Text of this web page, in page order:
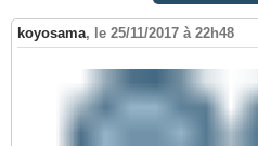
koyosama, le 25/11/2017 à 22h48